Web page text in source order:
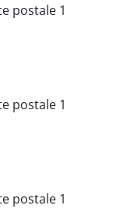
postale 1
postale 1
postale 1